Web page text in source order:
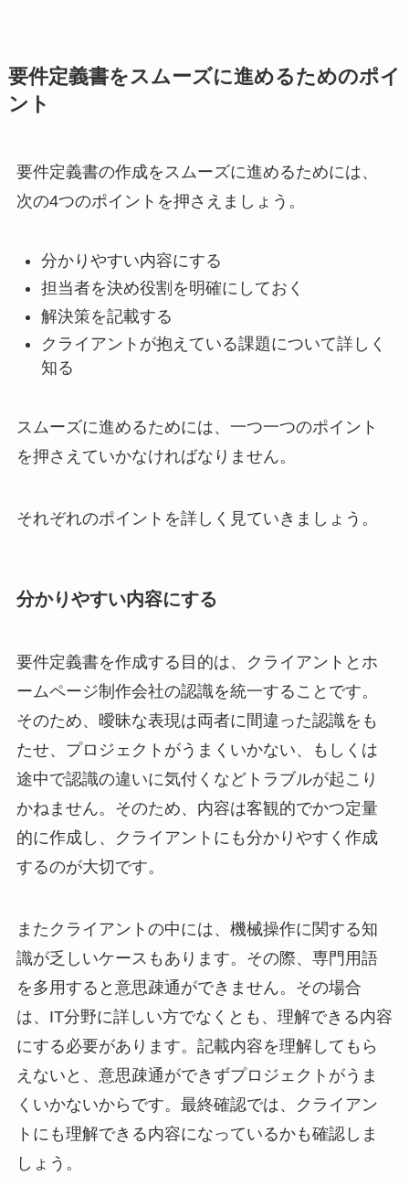
要件定義書をスムーズに進めるためのポイ
ント
要件定義書の作成をスムーズに進めるためには、
次の4つのポイントを押さえましょう。
分かりやすい内容にする
担当者を決め役割を明確にしておく
解決策を記載する
クライアントが抱えている課題について詳しく
知る
スムーズに進めるためには、一つ一つのポイント
を押さえていかなければなりません。
それぞれのポイントを詳しく見ていきましょう。
分かりやすい内容にする
要件定義書を作成する目的は、クライアントとホ
ームページ制作会社の認識を統一することです。
そのため、曖昧な表現は両者に間違った認識をも
たせ、プロジェクトがうまくいかない、もしくは
途中で認識の違いに気付くなどトラブルが起こり
かねません。そのため、内容は客観的でかつ定量
的に作成し、クライアントにも分かりやすく作成
するのが大切です。
またクライアントの中には、機械操作に関する知
識が乏しいケースもあります。その際、専門用語
を多用すると意思疎通ができません。その場合
は、IT分野に詳しい方でなくとも、理解できる内容
にする必要があります。記載内容を理解してもら
えないと、意思疎通ができずプロジェクトがうま
くいかないからです。最終確認では、クライアン
トにも理解できる内容になっているかも確認しま
しょう。